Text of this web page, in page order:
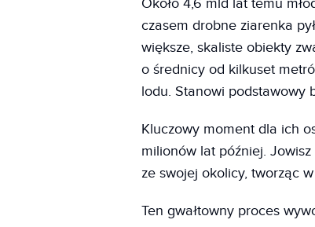
Około 4,6 mld lat temu
czasem drobne ziarenka
większe, skaliste obiekty
o średnicy od kilkuset
lodu. Stanowi podstawowy
Kluczowy moment dla ich
milionów lat później. Jowisz
ze swojej okolicy, tworząc
Ten gwałtowny proces